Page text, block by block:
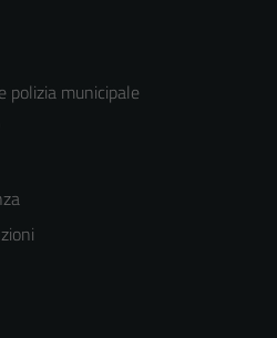
polizia municipale